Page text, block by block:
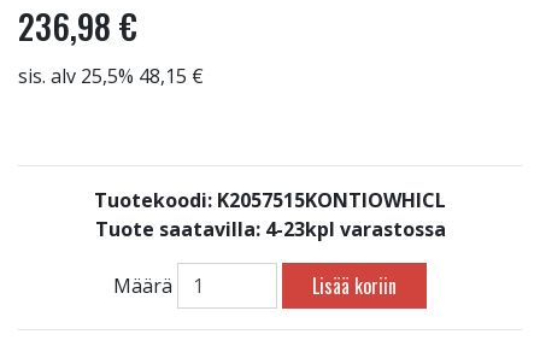
236,98 €
sis. alv 25,5% 48,15 €
Tuotekoodi: K2057515KONTIOWHICL
Tuote saatavilla: 4-23kpl varastossa
Määrä Lisää koriin